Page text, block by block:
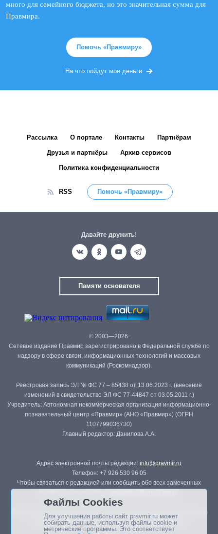
много для семейного бюджета, но это значительная сумма для
Правмира.
Помочь «Правмиру»
На что пойдут мои деньги
Рассылка О портале Контакты Партнёрам
Друзья и партнёры Архив сервисов
Политика конфиденциальности
RSS Помочь «Правмиру»
Давайте дружить!
Памяти основателя
© 2003—2026.
Сетевое издание Правмир зарегистрировано в Федеральной службе по
надзору в сфере связи, информационных технологий и массовых
коммуникаций (Роскомнадзор).
Реестровая запись ЭЛ № ФС 77 – 85438 от 13.06.2023 г. (внесение
изменений в свидетельство ЭЛ ФС 77-44847 от 03.05.2011 г.)
Учредитель: Автономная некоммерческая организация информационно-
познавательный центр «Правмир» (АНО «Правмир») (ОГРН
1107799036730)
Главный редактор: Данилова А.А.
Адрес электронной почты редакции: info@pravmir.ru
Телефон: +7 926 530 96 05
Чтобы связаться с редакцией или сообщить обо всех замеченных
Републикация материалов сайта в печатных изданиях (книгах, прессе)
возможна только с письменного разрешения редакции.
Файлы Cookies
Для улучшения работы сайт pravmir.ru может
собирать данные, используя файлы cookie и
метрические программы. Это соответствует